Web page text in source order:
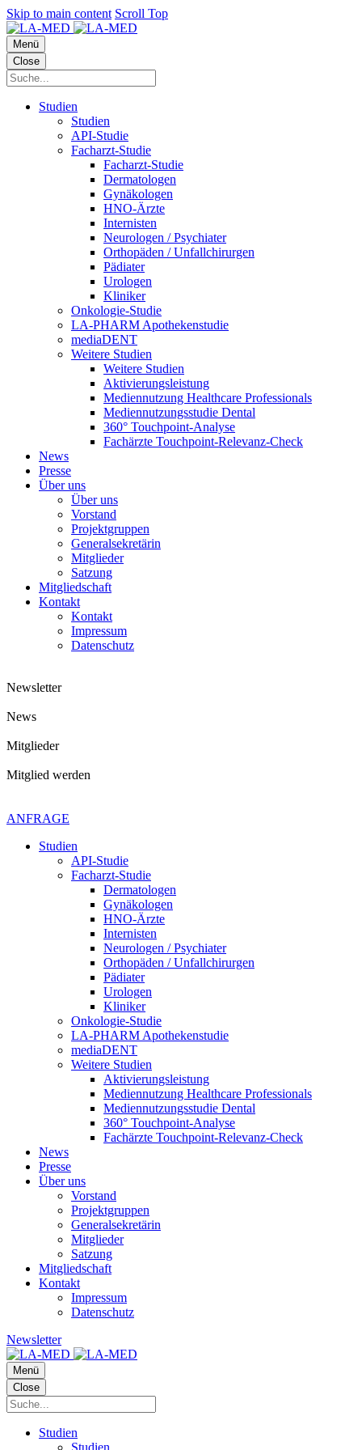
Skip to main content Scroll Top
Menü
Close
Studien
Studien
API-Studie
Facharzt-Studie
Facharzt-Studie
Dermatologen
Gynäkologen
HNO-Ärzte
Internisten
Neurologen / Psychiater
Orthopäden / Unfallchirurgen
Pädiater
Urologen
Kliniker
Onkologie-Studie
LA-PHARM Apothekenstudie
mediaDENT
Weitere Studien
Weitere Studien
Aktivierungsleistung
Mediennutzung Healthcare Professionals
Mediennutzungsstudie Dental
360° Touchpoint-Analyse
Fachärzte Touchpoint-Relevanz-Check
News
Presse
Über uns
Über uns
Vorstand
Projektgruppen
Generalsekretärin
Mitglieder
Satzung
Mitgliedschaft
Kontakt
Kontakt
Impressum
Datenschutz
Newsletter
News
Mitglieder
Mitglied werden
ANFRAGE
Studien
API-Studie
Facharzt-Studie
Dermatologen
Gynäkologen
HNO-Ärzte
Internisten
Neurologen / Psychiater
Orthopäden / Unfallchirurgen
Pädiater
Urologen
Kliniker
Onkologie-Studie
LA-PHARM Apothekenstudie
mediaDENT
Weitere Studien
Aktivierungsleistung
Mediennutzung Healthcare Professionals
Mediennutzungsstudie Dental
360° Touchpoint-Analyse
Fachärzte Touchpoint-Relevanz-Check
News
Presse
Über uns
Vorstand
Projektgruppen
Generalsekretärin
Mitglieder
Satzung
Mitgliedschaft
Kontakt
Impressum
Datenschutz
Newsletter
Menü
Close
Studien
Studien